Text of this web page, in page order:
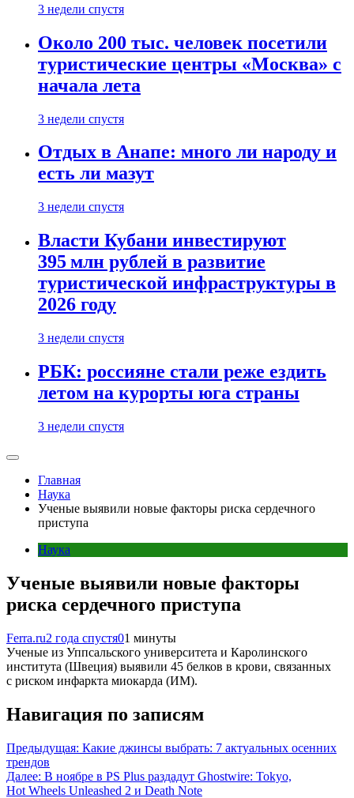
3 недели спустя
Около 200 тыс. человек посетили
туристические центры «Москва» с
начала лета
3 недели спустя
Отдых в Анапе: много ли народу и
есть ли мазут
3 недели спустя
Власти Кубани инвестируют
395 млн рублей в развитие
туристической инфраструктуры в
2026 году
3 недели спустя
РБК: россияне стали реже ездить
летом на курорты юга страны
3 недели спустя
Главная
Наука
Ученые выявили новые факторы риска сердечного
приступа
Наука
Ученые выявили новые факторы
риска сердечного приступа
Ferra.ru2 года спустя01 минуты
Ученые из Уппсальского университета и Каролинского
института (Швеция) выявили 45 белков в крови, связанных
с риском инфаркта миокарда (ИМ).
Навигация по записям
Предыдущая: Какие джинсы выбрать: 7 актуальных осенних
трендов
Далее: В ноябре в PS Plus раздадут Ghostwire: Tokyo,
Hot Wheels Unleashed 2 и Death Note